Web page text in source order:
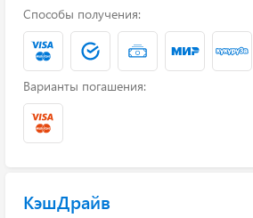
Способы получения:
Варианты погашения:
КэшДрайв